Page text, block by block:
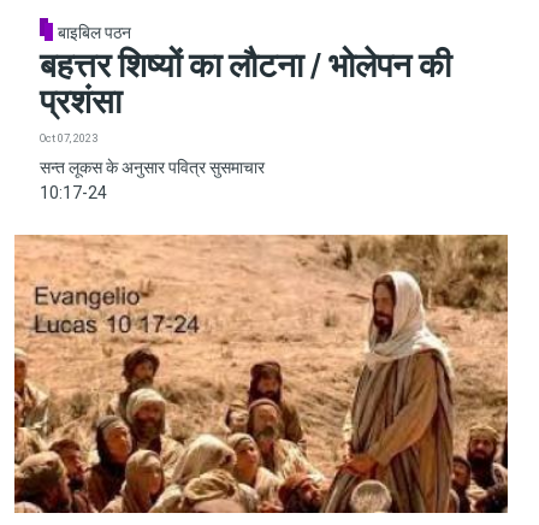
बाइबिल पठन
बहत्तर शिष्यों का लौटना / भोलेपन की
प्रशंसा
Oct 07, 2023
सन्त लूकस के अनुसार पवित्र सुसमाचार
10:17-24